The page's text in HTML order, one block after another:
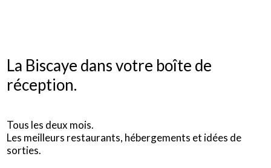
La Biscaye dans votre boîte de
réception.
Tous les deux mois.
Les meilleurs restaurants, hébergements et idées de
sorties.